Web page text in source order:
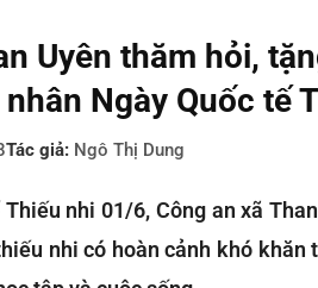
Uyên thăm hỏi,
Ngày Quốc tế
Tác giả: Ngô Thị Dung
nhi 01/6, Công an xã
nhi có hoàn cảnh khó